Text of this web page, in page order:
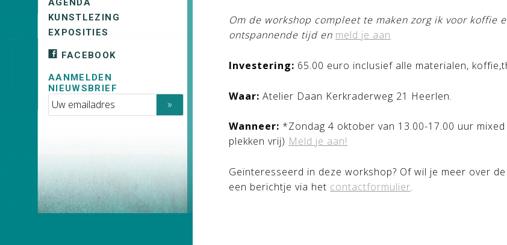
AGENDA
KUNSTLEZING
EXPOSITIES
FACEBOOK
AANMELDEN
NIEUWSBRIEF
Om de workshop compleet te maken zorg ik voor koffie
ontspannende tijd en meld je aan
Investering: 65.00 euro inclusief alle materialen,
Waar: Atelier Daan Kerkraderweg 21 Heerlen.
Wanneer: *Zondag 4 oktober van 13.00-17.00 uur
plekken vrij) Meld je aan!
Geïnteresseerd in deze workshop? Of wil je meer over
een berichtje via het contactformulier.